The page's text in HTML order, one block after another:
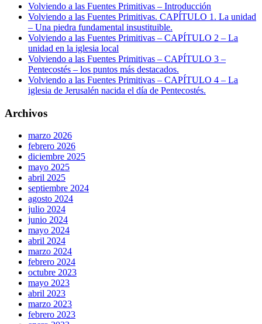
Volviendo a las Fuentes Primitivas – Introducción
Volviendo a las Fuentes Primitivas. CAPÍTULO 1. La unidad
– Una piedra fundamental insustituible.
Volviendo a las Fuentes Primitivas – CAPÍTULO 2 – La
unidad en la iglesia local
Volviendo a las Fuentes Primitivas – CAPÍTULO 3 –
Pentecostés – los puntos más destacados.
Volviendo a las Fuentes Primitivas – CAPÍTULO 4 – La
iglesia de Jerusalén nacida el día de Pentecostés.
Archivos
marzo 2026
febrero 2026
diciembre 2025
mayo 2025
abril 2025
septiembre 2024
agosto 2024
julio 2024
junio 2024
mayo 2024
abril 2024
marzo 2024
febrero 2024
octubre 2023
mayo 2023
abril 2023
marzo 2023
febrero 2023